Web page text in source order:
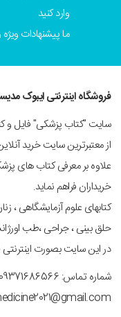
وارد کنید
ما پیشنهادات
فروشگاه اینترنتی ایبوک
سایت "کتاب پزشکی" فایل و
از معتبرترین سایت خرید
علاوه بر معرفی کتاب های
خریداران فراهم نماید.
کتابهای علوم آزمایشگاهی ،
حلق بینی ، جراحی ،طب
در این سایت بصورت
شماره تماس: 09371686566